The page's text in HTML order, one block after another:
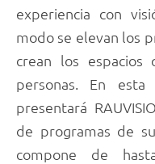
experiencia con
modo se elevan los
crean los
personas. En esta
presentará
de programas de
compone de